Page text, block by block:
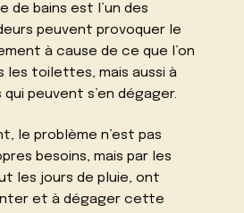
de bains est l’un des
peuvent provoquer le
à cause de ce que l’on
les toilettes, mais aussi à
peuvent s’en dégager.
le problème n’est pas
besoins, mais par les
les jours de pluie, ont
et à dégager cette